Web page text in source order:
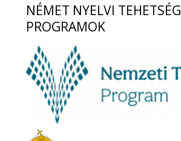
NÉMET NYELVI TEHETSÉG
PROGRAMOK